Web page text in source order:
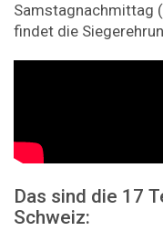
Samstagnachmittag
findet die
Das sind die 17
Schweiz: